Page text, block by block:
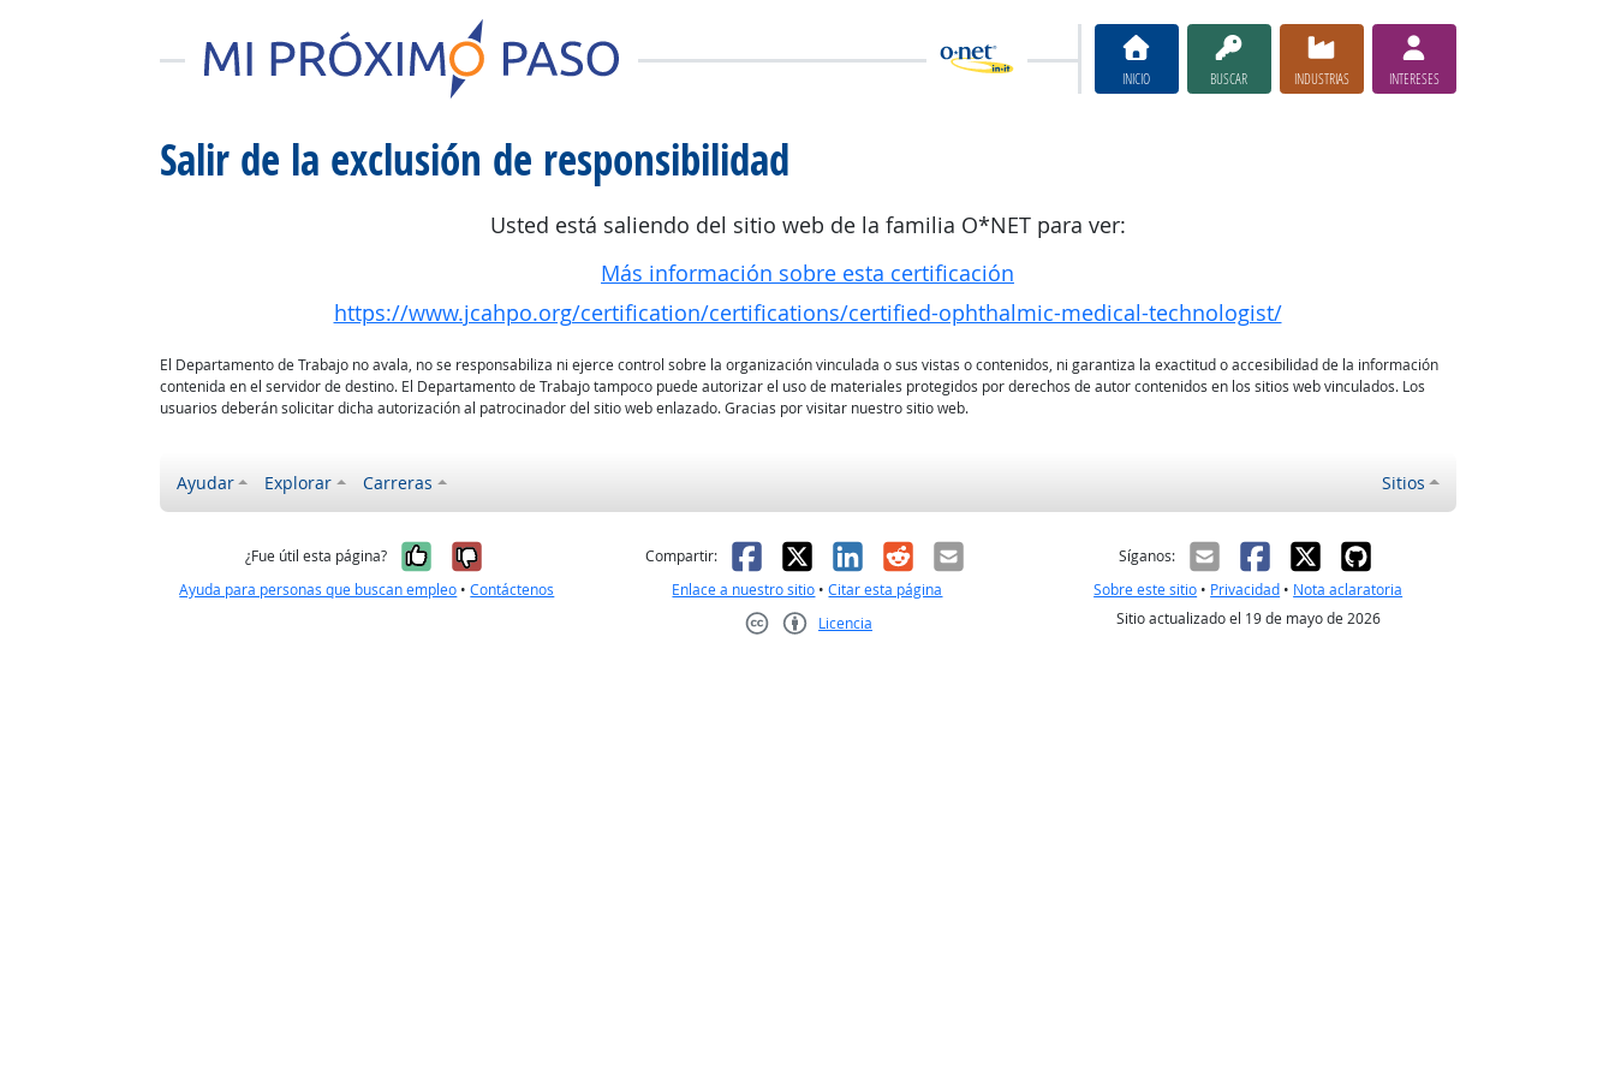
INICIO BUSCAR INDUSTRIAS INTERESES
Salir de la exclusión de responsibilidad
Usted está saliendo del sitio web de la familia O*NET para ver:
Más información sobre esta certificación
https://www.jcahpo.org/certification/certifications/certified-ophthalmic-medical-technologist/
El Departamento de Trabajo no avala, no se responsabiliza ni ejerce control sobre la organización vinculada o sus vistas o contenidos, ni garantiza la exactitud o accesibilidad de la información
contenida en el servidor de destino. El Departamento de Trabajo tampoco puede autorizar el uso de materiales protegidos por derechos de autor contenidos en los sitios web vinculados. Los
usuarios deberán solicitar dicha autorización al patrocinador del sitio web enlazado. Gracias por visitar nuestro sitio web.
Ayudar Explorar Carreras Sitios
¿Fue útil esta página? Sí, fue útil
No, no fue útil
Ayuda para personas que buscan empleo •Contáctenos
Compartir: Facebook
X LinkedIn
RedditCorreo electrónico
Enlace a nuestro sitio •Citar esta página
Licencia
Síganos:
Sobre este sitio • Privacidad • Nota aclaratoria
Sitio actualizado el 19 de mayo de 2026